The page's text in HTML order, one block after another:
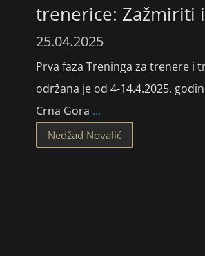
trenerice: Zažmiriti
25.04.2025
Prva faza Treninga za trenere i
održana je od 4-14.4.2025.
Crna Gora ...
Nedžad Novalić